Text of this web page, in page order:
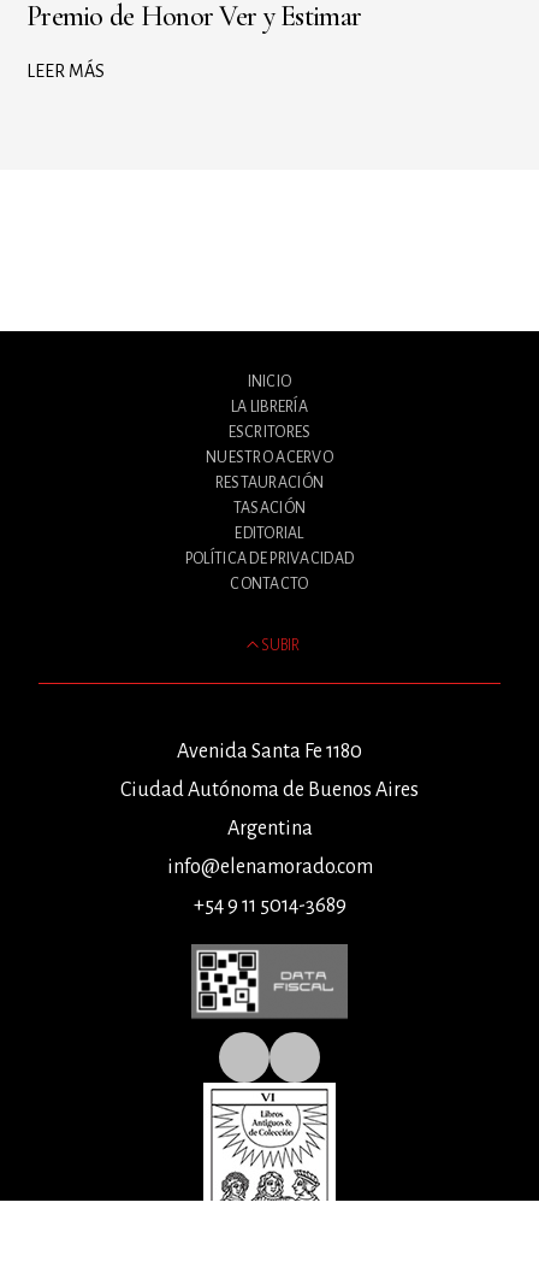
Premio de Honor Ver y Estimar
LEER MÁS
INICIO
LA LIBRERÍA
ESCRITORES
NUESTRO ACERVO
RESTAURACIÓN
TASACIÓN
EDITORIAL
POLÍTICA DE PRIVACIDAD
CONTACTO
SUBIR
Avenida Santa Fe 1180
Ciudad Autónoma de Buenos Aires
Argentina
info@elenamorado.com
+54 9 11 5014-3689